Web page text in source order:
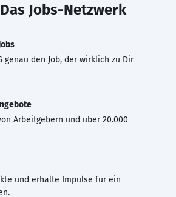
Jobs-Netzwerk
genau den Job, der wirklich zu Dir
Arbeitgebern und über 20.000
und erhalte Impulse für ein